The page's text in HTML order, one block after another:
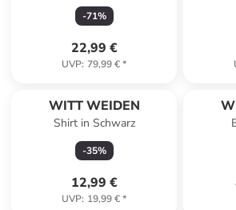
-71%
22,99 €
UVP: 79,99 €*
WITT WEIDEN
Shirt in Schwarz
-35%
12,99 €
UVP: 19,99 €*